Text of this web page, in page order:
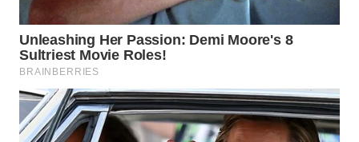
WN
SUKABUMI
WN
PURWAKARTA